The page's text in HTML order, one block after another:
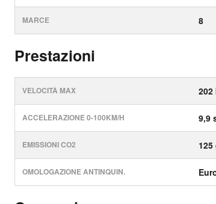
MARCE 8
Prestazioni
VELOCITÀ MAX 202
ACCELERAZIONE 0-100KM/H 9,9
EMISSIONI CO2 125
OMOLOGAZIONE ANTINQUIN.